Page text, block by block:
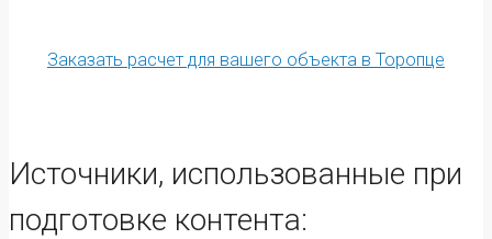
Заказать расчет для вашего объекта в Торопце
Источники, использованные при
подготовке контента: